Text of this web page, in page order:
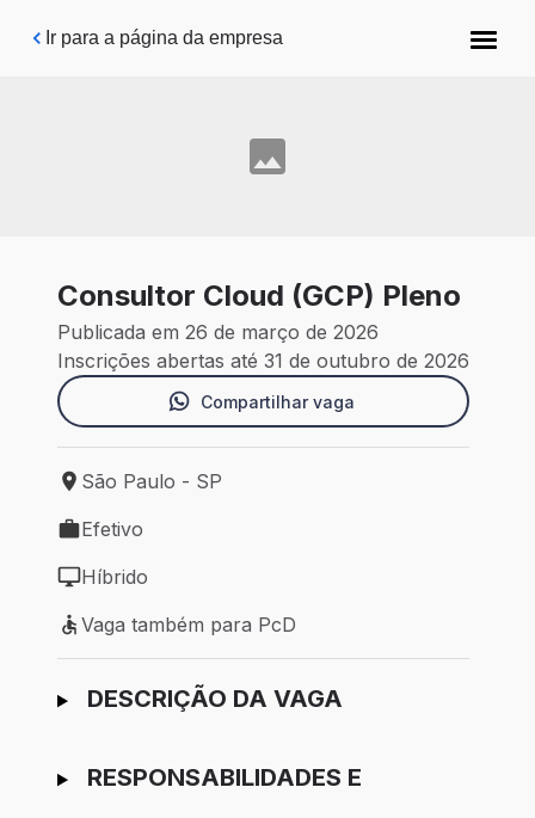
Pular para o conteúdo principal
Ir para a página da empresa
Consultor Cloud (GCP) Pleno
Publicada em 26 de março de 2026
Inscrições abertas até 31 de outubro de 2026
Compartilhar vaga
Local de trabalho: São Paulo - SP
São Paulo - SP
Tipo de vaga: Efetivo
Efetivo
Modelo de trabalho: Híbrido
Híbrido
Vaga também para PcD
Vaga também para PcD
Ir para candidatura
DESCRIÇÃO DA VAGA
RESPONSABILIDADES E